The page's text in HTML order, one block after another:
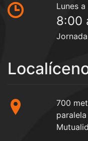
Lunes
8:00
700